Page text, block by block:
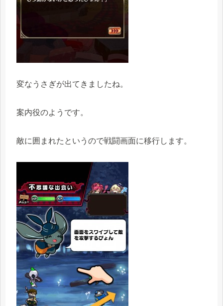
変なうさぎが出てきましたね。
案内役のようです。
敵に囲まれたというので戦闘画面に移行します。